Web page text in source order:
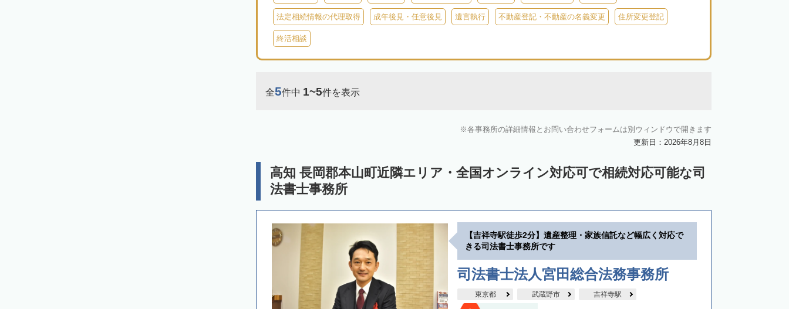
法定相続情報の代理取得 成年後見・任意後見 遺言執行 不動産登記・不動産の名義変更 住所変更登記
終活相談
全5件中 1~5件を表示
各事務所の詳細情報とお問い合わせフォームは別ウィンドウで開きます
更新日：2026年8月8日
高知 長岡郡本山町近隣エリア・全国オンライン対応可で相続対応可能な司
法書士事務所
【吉祥寺駅徒歩2分】遺産整理・家族信託など幅広く対応で
きる司法書士事務所です
司法書士法人宮田総合法務事務所
東京都 武蔵野市 吉祥寺駅